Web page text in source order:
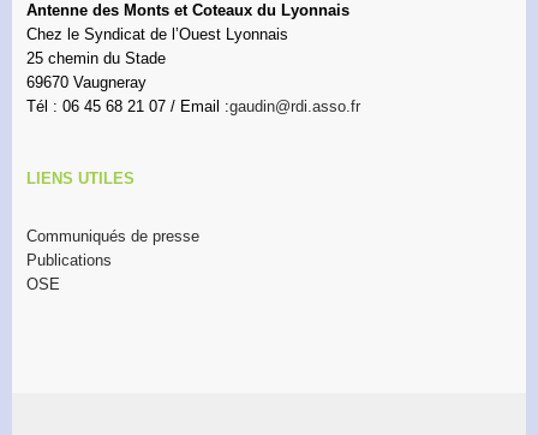
Antenne des Monts et Coteaux du Lyonnais
Chez le Syndicat de l’Ouest Lyonnais
25 chemin du Stade
69670 Vaugneray
Tél : 06 45 68 21 07 / Email :gaudin@rdi.asso.fr
LIENS UTILES
Communiqués de presse
Publications
OSE